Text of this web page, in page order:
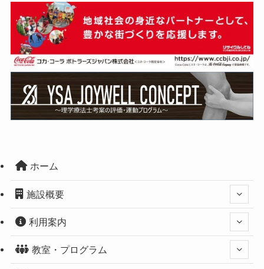
ホーム
施設概要
利用案内
教室・プログラム